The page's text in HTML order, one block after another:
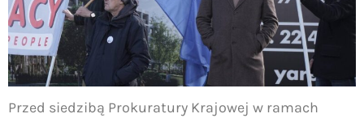
Przed siedzibą Prokuratury Krajowej w ramach